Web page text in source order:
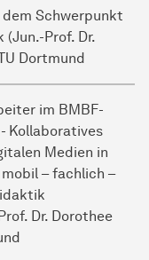
Schwerpunkt
Prof. Dr.
Dortmund
im BMBF-
- Kollaboratives
Medien in
– fachlich –
Dr. Dorothee